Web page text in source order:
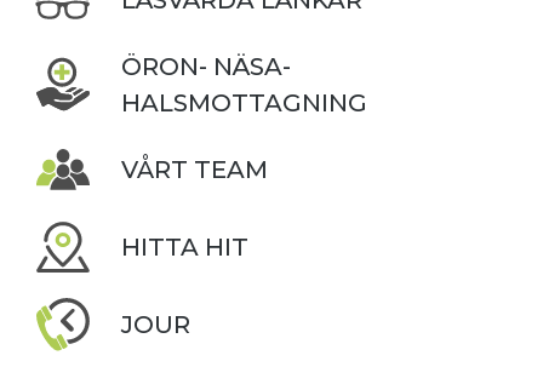
ÖRON- NÄSA-
HALSMOTTAGNING
VÅRT TEAM
HITTA HIT
JOUR